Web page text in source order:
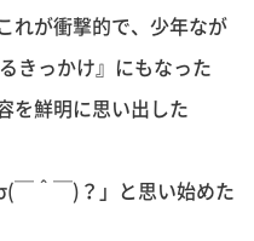
れが衝撃的で、少年なが
きっかけ』にもなった
を鮮明に思い出した
￣＾￣)？」と思い始めた